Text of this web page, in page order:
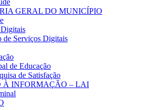
GERAL DO MUNICÍPIO
de Serviços Digitais
de Educação
de Satisfação
À INFORMAÇÃO – LAI